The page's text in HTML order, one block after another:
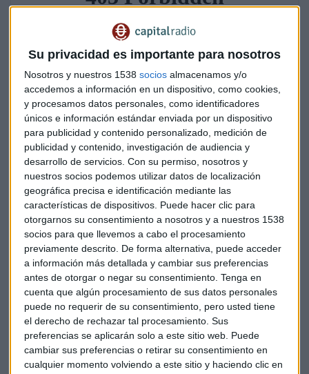
Su privacidad es importante para nosotros
Nosotros y nuestros 1538 socios almacenamos y/o
accedemos a información en un dispositivo, como cookies,
y procesamos datos personales, como identificadores
únicos e información estándar enviada por un dispositivo
para publicidad y contenido personalizado, medición de
publicidad y contenido, investigación de audiencia y
desarrollo de servicios. Con su permiso, nosotros y
nuestros socios podemos utilizar datos de localización
geográfica precisa e identificación mediante las
características de dispositivos. Puede hacer clic para
otorgarnos su consentimiento a nosotros y a nuestros 1538
socios para que llevemos a cabo el procesamiento
previamente descrito. De forma alternativa, puede acceder
a información más detallada y cambiar sus preferencias
antes de otorgar o negar su consentimiento. Tenga en
cuenta que algún procesamiento de sus datos personales
puede no requerir de su consentimiento, pero usted tiene
el derecho de rechazar tal procesamiento. Sus
preferencias se aplicarán solo a este sitio web. Puede
cambiar sus preferencias o retirar su consentimiento en
cualquier momento volviendo a este sitio y haciendo clic en
Aquí tienes la recomendación estrella de Roberto Moro,
analista de Apta Negocios: